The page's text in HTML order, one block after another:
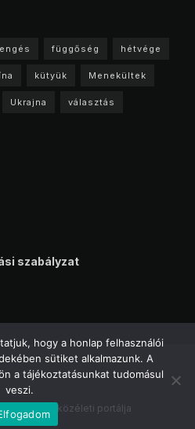
függőség hétvége
kütyük Menekültek
Ukrajna választás
szabályzat
online közéleti portálja
hogy a honlap felhasználói
sütiket alkalmazunk. A
a tájékoztatásunkat tudomásul
veszi.